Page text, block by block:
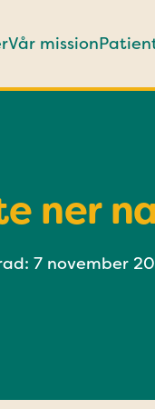
Vår mission
ner
7 november